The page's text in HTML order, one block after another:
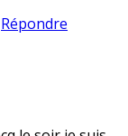
Répondre